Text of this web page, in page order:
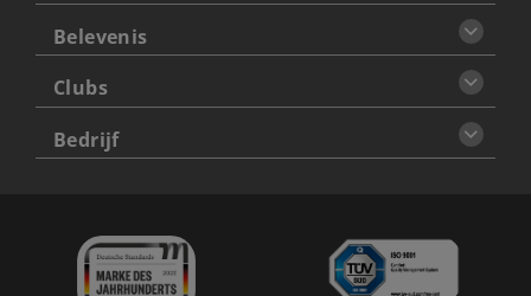
Belevenis
Clubs
Bedrijf